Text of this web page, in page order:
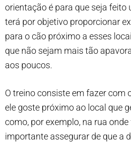
orientação é para que seja feito
terá por objetivo proporcionar
para o cão próximo a esses
que não sejam mais tão
aos poucos.
O treino consiste em fazer com
ele goste próximo ao local que
como, por exemplo, na rua
importante assegurar de que a